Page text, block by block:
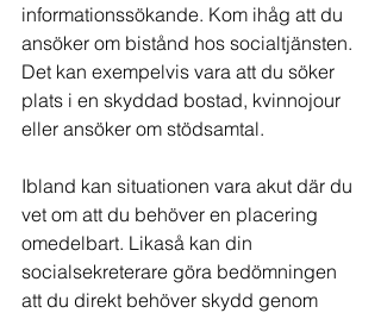
informationssökande. Kom ihåg att du
ansöker om bistånd hos socialtjänsten.
Det kan exempelvis vara att du söker
plats i en skyddad bostad, kvinnojour
eller ansöker om stödsamtal.
Ibland kan situationen vara akut där du
vet om att du behöver en placering
omedelbart. Likaså kan din
socialsekreterare göra bedömningen
att du direkt behöver skydd genom